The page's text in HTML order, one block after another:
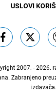
USLOVI
2007. - 2026.
Zabranjeno
izdavača.